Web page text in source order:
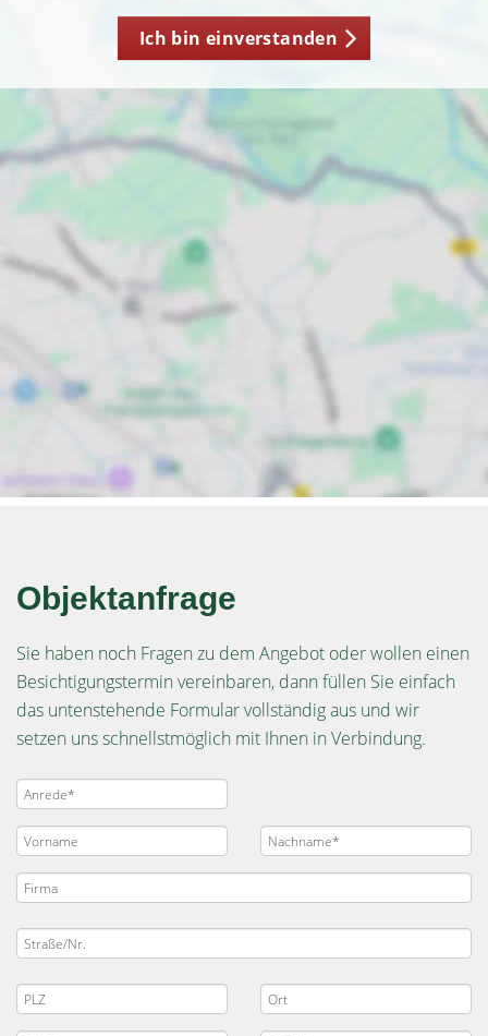
Ich bin einverstanden
Objektanfrage
Sie haben noch Fragen zu dem Angebot oder wollen einen
Besichtigungstermin vereinbaren, dann füllen Sie einfach
das untenstehende Formular vollständig aus und wir
setzen uns schnellstmöglich mit Ihnen in Verbindung.